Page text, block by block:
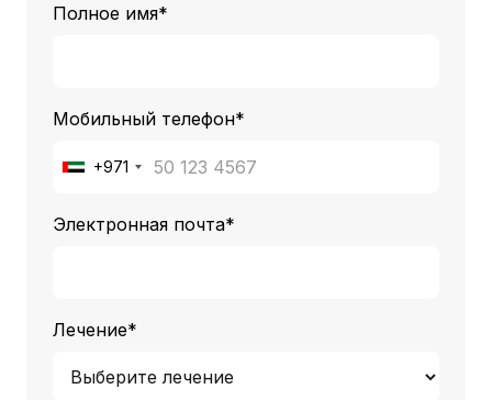
Полное имя*
Мобильный телефон*
+971
Электронная почта*
Лечение*